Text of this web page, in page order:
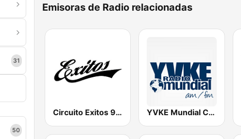
31
50
Emisoras de Radio relacionadas
Circuito Exitos 99.9 FM YVKE Mundial Caracas